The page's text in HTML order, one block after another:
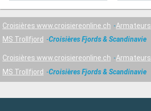
Croisières www.croisiereonline.ch Armateurs
MS Trollfjord
Croisières Fjords & Scandinavie
Croisières www.croisiereonline.ch Armateurs
MS Trollfjord
Croisières Fjords & Scandinavie